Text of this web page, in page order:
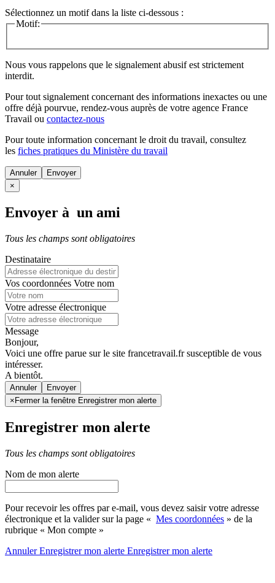
Sélectionnez un motif dans la liste ci-dessous :
Motif:
Nous vous rappelons que le signalement abusif est strictement
interdit.
Pour tout signalement concernant des informations inexactes ou une
offre déjà pourvue, rendez-vous auprès de votre agence France
Travail ou contactez-nous
Pour toute information concernant le droit du travail, consultez
les fiches pratiques du Ministère du travail
Annuler
×
Envoyer à un ami
Tous les champs sont obligatoires
Destinataire
Vos coordonnées Votre nom
Votre adresse électronique
Message
Bonjour,
Voici une offre parue sur le site francetravail.fr susceptible de vous
intéresser.
A bientôt.
Annuler
× Fermer la fenêtre Enregistrer mon alerte
Enregistrer mon alerte
Tous les champs sont obligatoires
Nom de mon alerte
Pour recevoir les offres par e-mail, vous devez saisir votre adresse
électronique et la valider sur la page « Mes coordonnées » de la
rubrique « Mon compte »
AnnulerEnregistrer mon alerte Enregistrermon alerte